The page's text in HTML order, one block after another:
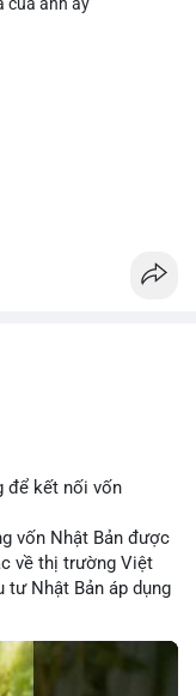
để kết nối vốn
vốn Nhật Bản được
về thị trường Việt
tư Nhật Bản áp dụng
giao dịch tài chính.
cho Việt Nam mà
địa phương khi các